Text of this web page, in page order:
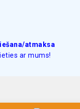
atmaksa
ar mums!